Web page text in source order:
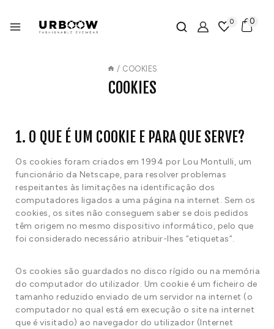
0 0
/ COOKIES
COOKIES
1. O QUE É UM COOKIE E PARA QUE SERVE?
Os cookies foram criados em 1994 por Lou Montulli, um
funcionário da Netscape, para resolver problemas
respeitantes às limitações na identificação dos
computadores ligados a uma página na internet. Sem os
cookies, os sites não conseguem saber se dois pedidos
têm origem no mesmo dispositivo informático, pelo que
foi considerado necessário atribuir-lhes “etiquetas”.
Os cookies são guardados no disco rígido ou na memória
do computador do utilizador. Um cookie é um ficheiro de
tamanho reduzido enviado de um servidor na internet (o
computador no qual está em execução o site na internet
que é visitado) ao navegador do utilizador (Internet